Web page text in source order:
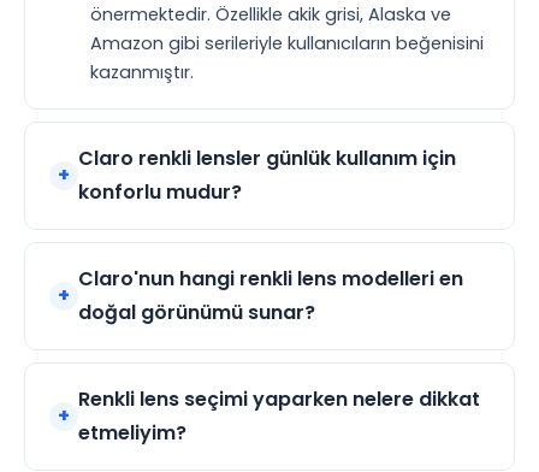
önermektedir. Özellikle akik grisi, Alaska ve
Amazon gibi serileriyle kullanıcıların beğenisini
kazanmıştır.
Claro renkli lensler günlük kullanım için
konforlu mudur?
Claro'nun hangi renkli lens modelleri en
doğal görünümü sunar?
Renkli lens seçimi yaparken nelere dikkat
etmeliyim?